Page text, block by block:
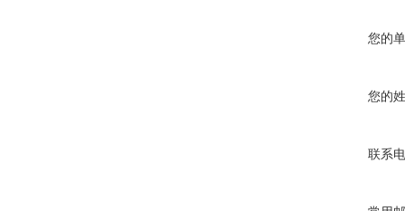
您的
您的
联系